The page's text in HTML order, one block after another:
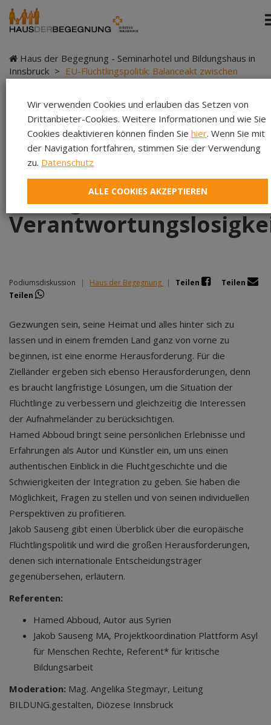
Haus der Begegnung - Seminarhotel und Bildungshaus in
Innsbruck > EU-Flüchtlingspolitik: Balanceakt zwischen
EU-Flüchtlingspolitik:
Balanceakt zwischen
Ignoranz und
Podiumsdiskussion | Haus der Begegnung | Teilen
Teilen
Teilen
Gezwungen sein, seine Heimat und alles hinter sich zu
lassen und in einem fremden Land ganz von vorne zu
beginnen, ist eine enorme Herausforderung. Für die
Zielländer ergeben sich ebenso Herausforderungen, denn
es braucht langfristige Lösungen, um die Situation der
Flüchtlinge zu verbessern und gleichzeitig die Interessen
der Aufnahmeländer zu berücksichtigen.
Hamed Abboud bringt seine persönlichen Erlebnisse und
Erfahrungen als Autor und Künstler ein, um uns einen
authentischen Einblick in die Fluchtgeschichte und die
Schwierigkeiten der Integration zu geben. Sie haben die
Möglichkeit, Fragen zu stellen und von seinen individuellen
Perspektiven zu profitieren.
Jakob Sauseng gibt einen Überblick über die europäische
Flüchtlingspolitik und wird die großen Herausforderungen,
denen sich internationale Entscheidungsträger
gegenübersehen, erläutern.
Referenten:
Hamed Abboud, Autor aus Syrien
Jakob Sauseng MA, Projektkoordination Plattform Asyl
für Menschen Rechte, Referent* für kritische
Bildungsarbeit
Moderation: Mag. Angelika Stegmayr, Leitung
BILDUNG.gestalten, Diözese Innsbruck
Wir verwenden Cookies und erlauben das Setzen von
Drittanbieter-Cookies. Weitere Informationen und wie Sie
Cookies deaktivieren können finden Sie hier. Wenn Sie mit
der Navigation fortfahren, stimmen Sie der Verwendung
zu. Datenschutz
ALLE COOKIES AKZEPTIEREN